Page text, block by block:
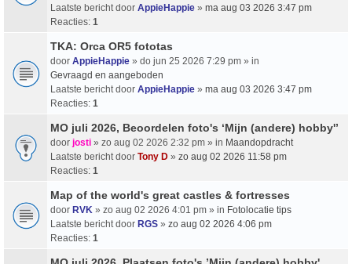
Laatste bericht door AppieHappie » ma aug 03 2026 3:47 pm
Reacties: 1
TKA: Orca OR5 fototas
door AppieHappie » do jun 25 2026 7:29 pm » in
Gevraagd en aangeboden
Laatste bericht door AppieHappie » ma aug 03 2026 3:47 pm
Reacties: 1
MO juli 2026, Beoordelen foto's ‘Mijn (andere) hobby'’
door josti » zo aug 02 2026 2:32 pm » in Maandopdracht
Laatste bericht door Tony D » zo aug 02 2026 11:58 pm
Reacties: 1
Map of the world's great castles & fortresses
door RVK » zo aug 02 2026 4:01 pm » in Fotolocatie tips
Laatste bericht door RGS » zo aug 02 2026 4:06 pm
Reacties: 1